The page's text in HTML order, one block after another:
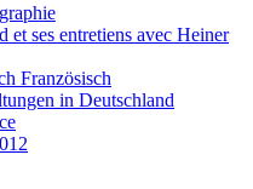
et ses entretiens avec Heiner
Französisch
in Deutschland